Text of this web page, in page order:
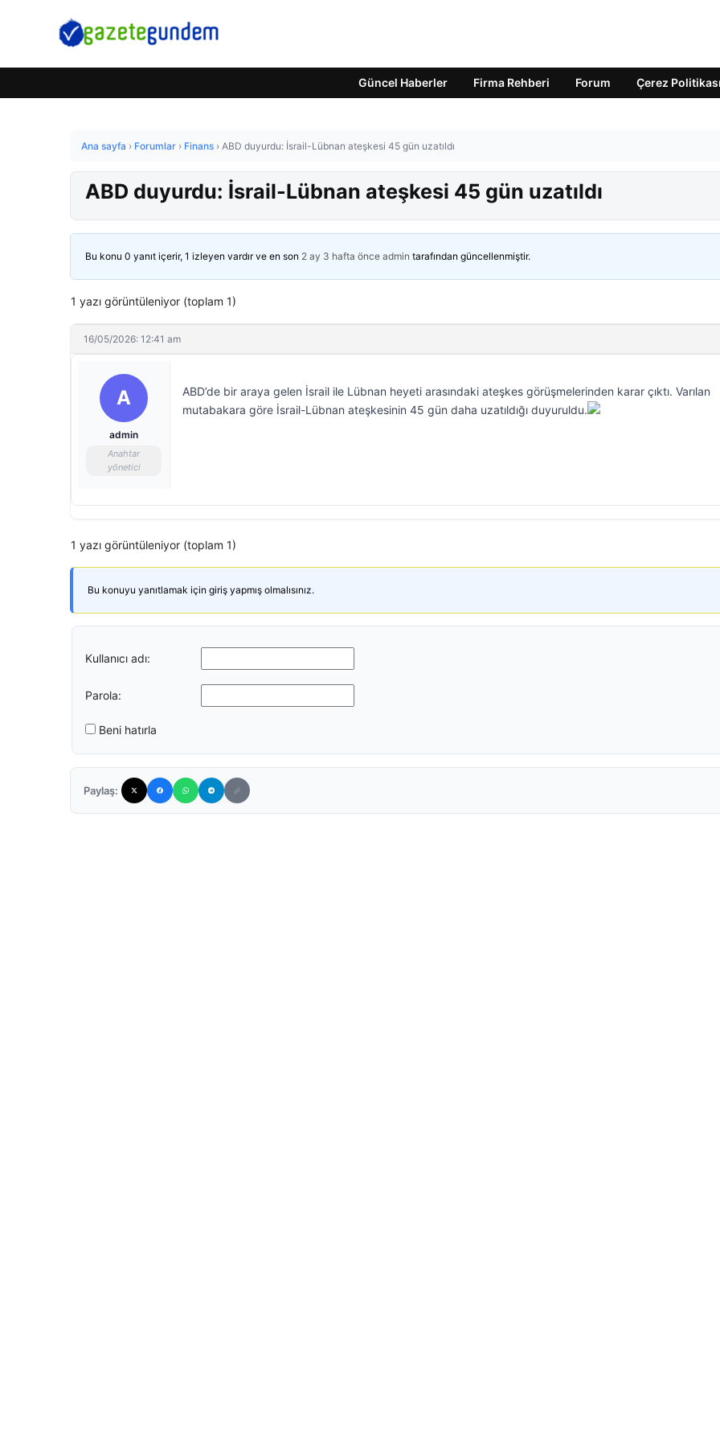
Güncel Haberler Firma Rehberi Forum Çerez Politikası
Ana sayfa › Forumlar › Finans › ABD duyurdu: İsrail-Lübnan ateşkesi 45 gün uzatıldı
ABD duyurdu: İsrail-Lübnan ateşkesi 45 gün uzatıldı
Bu konu 0 yanıt içerir, 1 izleyen vardır ve en son 2 ay 3 hafta önce admin tarafından güncellenmiştir.
1 yazı görüntüleniyor (toplam 1)
16/05/2026: 12:41 am
A
admin
Anahtar
yönetici
ABD’de bir araya gelen İsrail ile Lübnan heyeti arasındaki ateşkes görüşmelerinden karar çıktı. Varılan
mutabakara göre İsrail-Lübnan ateşkesinin 45 gün daha uzatıldığı duyuruldu.
1 yazı görüntüleniyor (toplam 1)
Bu konuyu yanıtlamak için giriş yapmış olmalısınız.
Kullanıcı adı:
Parola:
Beni hatırla
Paylaş: